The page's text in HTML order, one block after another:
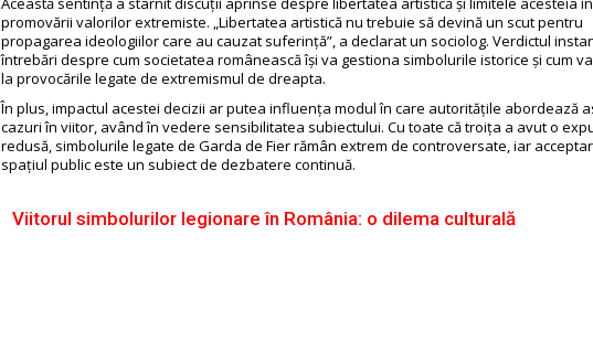
promovării valorilor extremiste. „Libertatea artistică nu trebuie să devină un scut pentru
propagarea ideologiilor care au cauzat suferință”, a declarat un sociolog. Verdictul
întrebări despre cum societatea românească își va gestiona simbolurile istorice și cum
la provocările legate de extremismul de dreapta.
În plus, impactul acestei decizii ar putea influența modul în care autoritățile abordează
cazuri în viitor, având în vedere sensibilitatea subiectului. Cu toate că troița a avut o
redusă, simbolurile legate de Garda de Fier rămân extrem de controversate, iar
spațiul public este un subiect de dezbatere continuă.
Viitorul simbolurilor legionare în România: o dilema culturală